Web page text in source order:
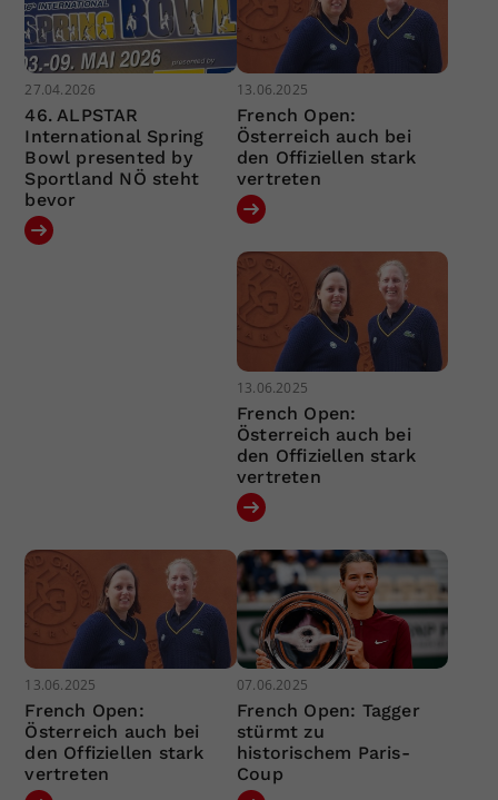
27.04.2026
46. ALPSTAR
International Spring
Bowl presented by
Sportland NÖ steht
bevor
13.06.2025
French Open:
Österreich auch bei
den Offiziellen stark
vertreten
13.06.2025
French Open:
Österreich auch bei
den Offiziellen stark
vertreten
13.06.2025
French Open:
Österreich auch bei
den Offiziellen stark
vertreten
07.06.2025
French Open: Tagger
stürmt zu
historischem Paris-
Coup